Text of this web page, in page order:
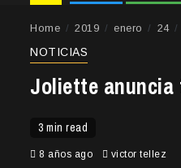
Home 2019 enero 24
NOTICIAS
Joliette
3 min read
8 años ago victor tellez